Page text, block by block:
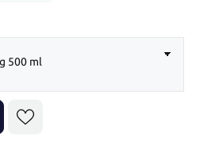
500 ml
Wert ein oder benutze die